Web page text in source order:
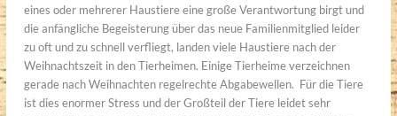
eines oder mehrerer Haustiere eine große Verantwortung birgt und
die anfängliche Begeisterung über das neue Familienmitglied leider
zu oft und zu schnell verfliegt, landen viele Haustiere nach der
Weihnachtszeit in den Tierheimen. Einige Tierheime verzeichnen
gerade nach Weihnachten regelrechte Abgabewellen. Für die Tiere
ist dies enormer Stress und der Großteil der Tiere leidet sehr